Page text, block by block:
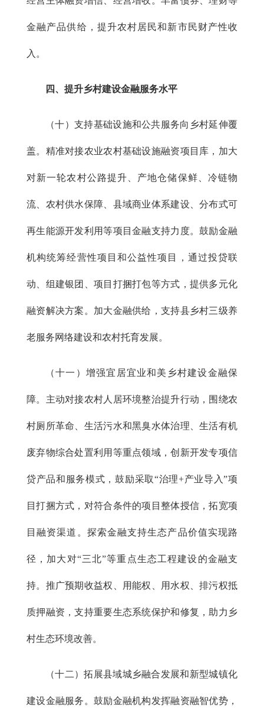
金融产品供给，提升农村居民和新市民财产性收
入。
四、提升乡村建设金融服务水平
（十）支持基础设施和公共服务向乡村延伸覆
盖。精准对接农业农村基础设施融资项目库，加大
对新一轮农村公路提升、产地仓储保鲜、冷链物
流、农村供水保障、县域商业体系建设、分布式可
再生能源开发利用等项目金融支持力度。鼓励金融
机构统筹经营性项目和公益性项目，通过投贷联
动、组建银团、项目打捆打包等方式，提供多元化
融资解决方案。加大金融供给，支持县乡村三级养
老服务网络建设和农村托育发展。
（十一）增强宜居宜业和美乡村建设金融保
障。主动对接农村人居环境整治提升行动，围绕农
村厕所革命、生活污水和黑臭水体治理、生活有机
废弃物综合处置利用等重点领域，创新开发专项信
贷产品和服务模式，鼓励采取“治理+产业导入”项
目打捆方式，对符合条件的项目整体授信，拓宽项
目融资渠道。探索金融支持生态产品价值实现路
径，加大对“三北”等重点生态工程建设的金融支
持。推广预期收益权、用能权、用水权、排污权抵
质押融资，支持重要生态系统保护和修复，助力乡
村生态环境改善。
（十二）拓展县域城乡融合发展和新型城镇化
建设金融服务。鼓励金融机构发挥融资融智优势，